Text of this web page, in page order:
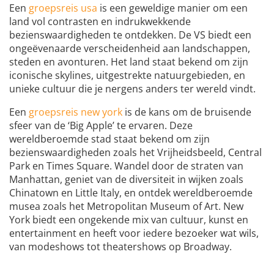
Een groepsreis usa is een geweldige manier om een
land vol contrasten en indrukwekkende
bezienswaardigheden te ontdekken. De VS biedt een
ongeëvenaarde verscheidenheid aan landschappen,
steden en avonturen. Het land staat bekend om zijn
iconische skylines, uitgestrekte natuurgebieden, en
unieke cultuur die je nergens anders ter wereld vindt.
Een groepsreis new york is de kans om de bruisende
sfeer van de ‘Big Apple’ te ervaren. Deze
wereldberoemde stad staat bekend om zijn
bezienswaardigheden zoals het Vrijheidsbeeld, Central
Park en Times Square. Wandel door de straten van
Manhattan, geniet van de diversiteit in wijken zoals
Chinatown en Little Italy, en ontdek wereldberoemde
musea zoals het Metropolitan Museum of Art. New
York biedt een ongekende mix van cultuur, kunst en
entertainment en heeft voor iedere bezoeker wat wils,
van modeshows tot theatershows op Broadway.